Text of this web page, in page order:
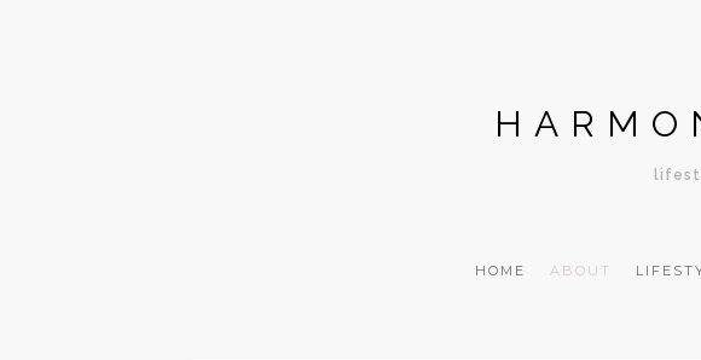
HOME ABOUT